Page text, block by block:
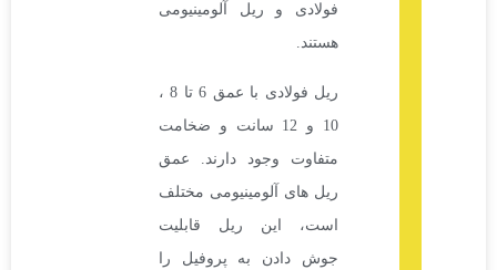
فولادی و ریل آلومینیومی
ریل فولادی با عمق 6 تا 8 ،
10 و 12 سانت و ضخامت
متفاوت وجود دارند. عمق
ریل های آلومینیومی مختلف
است، این ریل قابلیت
جوش دادن به پروفیل را